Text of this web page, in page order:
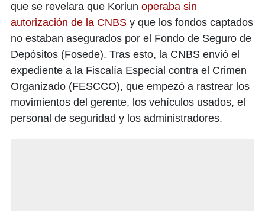
que se revelara que Koriun operaba sin
autorización de la CNBS y que los fondos captados
no estaban asegurados por el Fondo de Seguro de
Depósitos (Fosede). Tras esto, la CNBS envió el
expediente a la Fiscalía Especial contra el Crimen
Organizado (FESCCO), que empezó a rastrear los
movimientos del gerente, los vehículos usados, el
personal de seguridad y los administradores.